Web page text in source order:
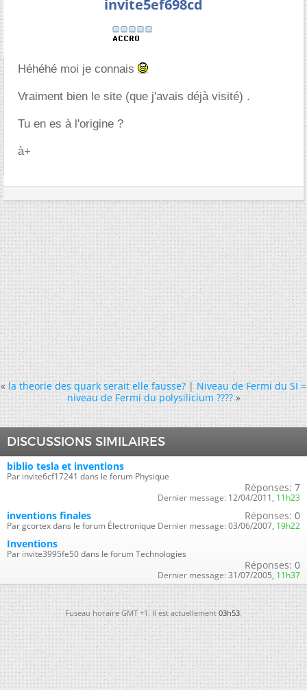
invite5ef698cd
Héhéhé moi je connais
Vraiment bien le site (que j'avais déjà visité) .
Tu en es à l'origine ?
à+
« la theorie des quark serait elle fausse?|Niveau de Fermi du SI =
niveau de Fermi du polysilicium ???? »
DISCUSSIONS SIMILAIRES
biblio tesla et inventions
Par invite6cf17241 dans le forum Physique
Réponses: 7
Dernier message: 12/04/2011, 11h23
inventions finales
Par gcortex dans le forum Électronique
Réponses: 0
Dernier message: 03/06/2007, 19h22
Inventions
Par invite3995fe50 dans le forum Technologies
Réponses: 0
Dernier message: 31/07/2005, 11h37
Fuseau horaire GMT +1. Il est actuellement03h53.